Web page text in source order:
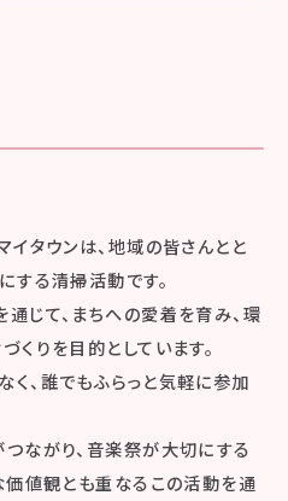
イタウンは、地域の皆さんとと
する清掃活動です。
じて、まちへの愛着を育み、環
くりを目的としています。
、誰でもふらっと気軽に参加
ながり、音楽祭が大切にする
価値観とも重なるこの活動を通